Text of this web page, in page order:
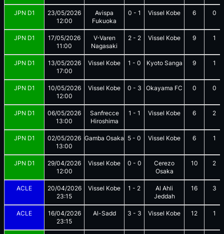
JPN D1
23/05/2026
12:00
Avispa
Fukuoka
0 - 1 Vissel Kobe 6 0
JPN D1
17/05/2026
11:00
V-Varen
Nagasaki
2- 2 Vissel Kobe 9 1
JPN D1
13/05/2026
17:00
Vissel Kobe 1 - 0 Kyoto Sanga 9 1
JPN D1
10/05/2026
12:00
Vissel Kobe 0 - 3 Okayama FC 0 0
JPN D1
06/05/2026
13:00
Sanfrecce
Hiroshima
1 - 1 Vissel Kobe 6 2
JPN D1
02/05/2026
13:00
Gamba Osaka 5 - 0 Vissel Kobe 6 1
JPN D1
29/04/2026
12:00
Vissel Kobe 0 - 0
Cerezo
Osaka
10 2
ACLE
20/04/2026
23:15
Vissel Kobe 1 - 2
Al Ahli
Jeddah
16 3
ACLE
16/04/2026
23:15
Al-Sadd 3 - 3 Vissel Kobe 12 1